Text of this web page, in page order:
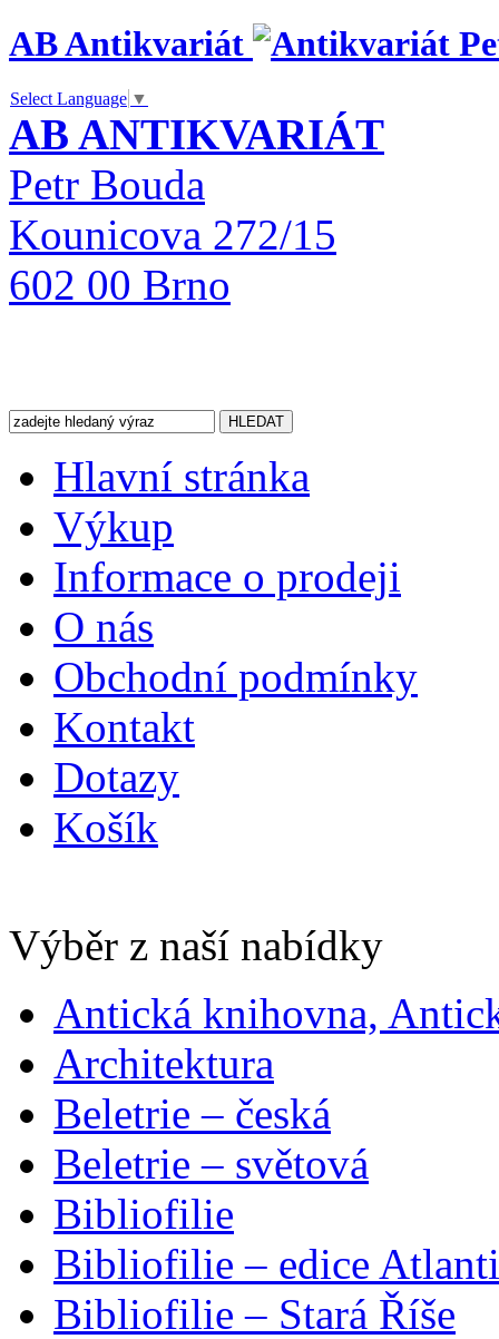
AB Antikvariát
Select Language ▼
AB ANTIKVARIÁT
Petr Bouda
Kounicova 272/15
602 00 Brno
Hlavní stránka
Výkup
Informace o prodeji
O nás
Obchodní podmínky
Kontakt
Dotazy
Košík
Výběr z naší nabídky
Antická knihovna,
Architektura
Beletrie – česká
Beletrie – světová
Bibliofilie
Bibliofilie – edice
Bibliofilie – Stará Říše